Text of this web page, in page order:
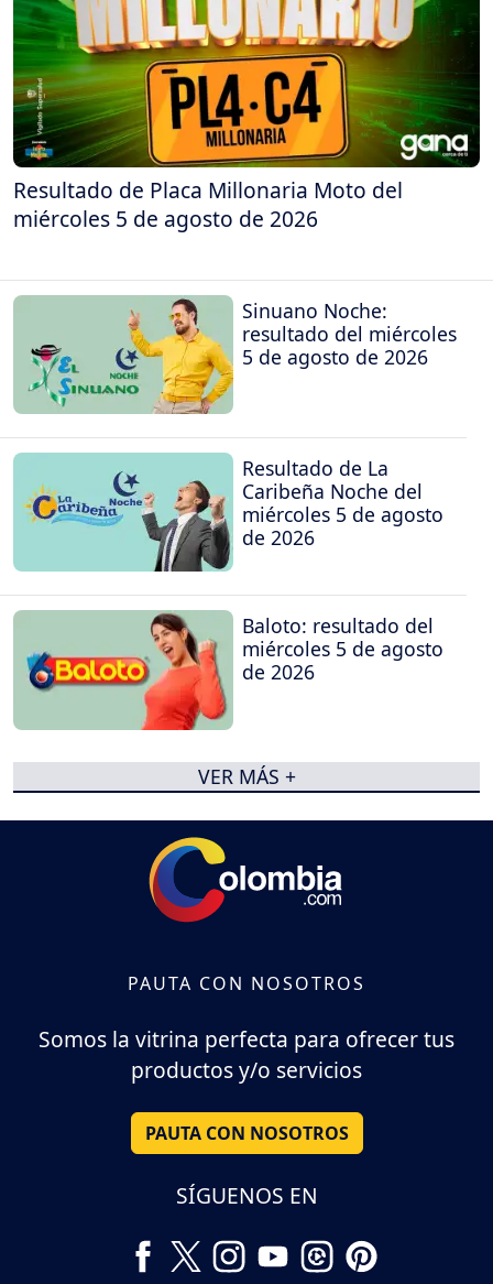
Resultado de Placa Millonaria Moto del
miércoles 5 de agosto de 2026
Sinuano Noche:
resultado del miércoles
5 de agosto de 2026
Resultado de La
Caribeña Noche del
miércoles 5 de agosto
de 2026
Baloto: resultado del
miércoles 5 de agosto
de 2026
VER MÁS +
PAUTA CON NOSOTROS
Somos la vitrina perfecta para ofrecer tus
productos y/o servicios
PAUTA CON NOSOTROS
SÍGUENOS EN